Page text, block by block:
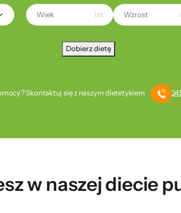
lat
Dobierz dietę
Skontaktuj się z naszym dietetykiem
w naszej diecie